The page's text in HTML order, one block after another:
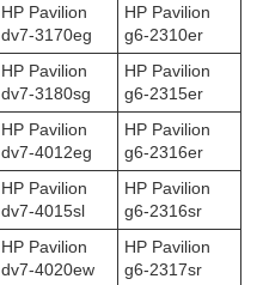
HP Pavilion
dv7-3170eg
HP Pavilion
g6-2310er
HP Pavilion
dv7-3180sg
HP Pavilion
g6-2315er
HP Pavilion
dv7-4012eg
HP Pavilion
g6-2316er
HP Pavilion
dv7-4015sl
HP Pavilion
g6-2316sr
HP Pavilion
dv7-4020ew
HP Pavilion
g6-2317sr